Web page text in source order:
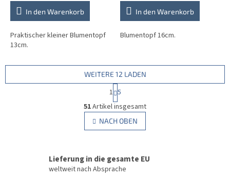
In den Warenkorb
Praktischer kleiner Blumentopf
13cm.
In den Warenkorb
Blumentopf 16cm.
S
t
e
u
e
l
WEITERE 12 LADEN
P
a
g
i
n
i
u
n
g
1 5
51Artikel insgesamt
NACH OBEN
Lieferung in die gesamte EU
weltweit nach Absprache